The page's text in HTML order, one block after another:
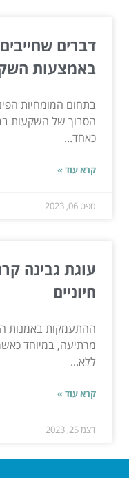
דברים
באמצעות
בתחום המומחיות
הסבוך של השקעות
כאחד...
קרא עוד »
ספט 06, 2023
עוגת גבינה
חיוניים
ההתעמקות באמנות
מרתיעה, במיוחד
ללא...
קרא עוד »
דצמ 25, 2023